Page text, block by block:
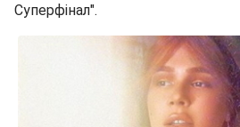
Суперфінал".